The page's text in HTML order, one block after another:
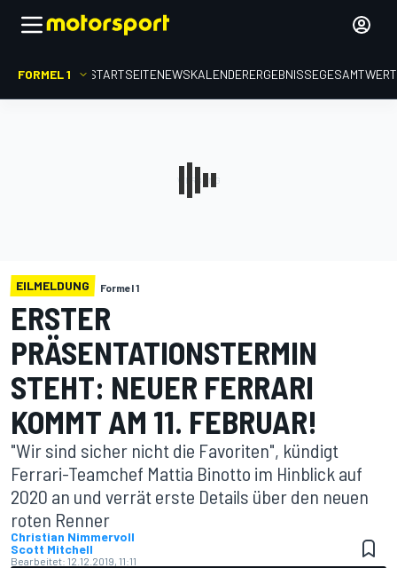
FORMEL 1 STARTSEITENEWSKALENDERERGEBNISSE
EILMELDUNG Formel 1
ERSTER
PRÄSENTATIONSTERMIN
STEHT: NEUER FERRARI
KOMMT AM 11. FEBRUAR!
"Wir sind sicher nicht die Favoriten", kündigt
Ferrari-Teamchef Mattia Binotto im Hinblick auf
2020 an und verrät erste Details über den neuen
roten Renner
Christian Nimmervoll
Scott Mitchell
Bearbeitet: 12.12.2019, 11:11